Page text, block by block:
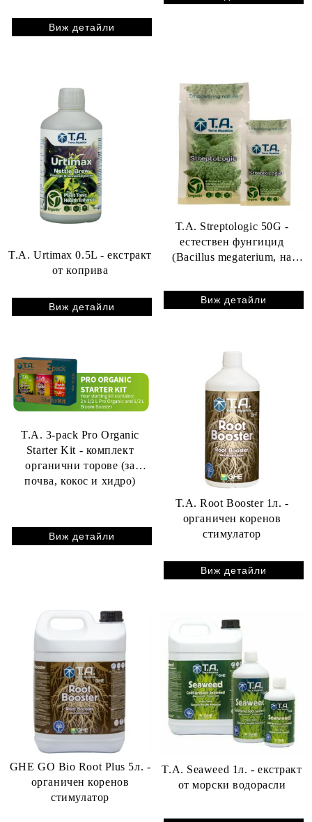
Виж детайли
T.A. Urtimax 0.5L - екстракт
от коприва
Виж детайли
T.A. Streptologic 50G -
естествен фунгицид
(Bacillus megaterium, на
Виж детайли
T.A. 3-pack Pro Organic
Starter Kit - комплект
органични торове (за
почва, кокос и хидро)
Виж детайли
T.A. Root Booster 1л. -
органичен коренов
стимулатор
Виж детайли
GHE GO Bio Root Plus 5л. -
органичен коренов
стимулатор
T.A. Seaweed 1л. - екстракт
от морски водорасли